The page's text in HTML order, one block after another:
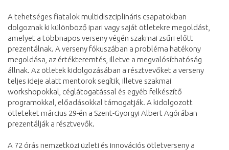
A tehetséges fiatalok multidiszciplináris csapatokban
dolgoznak ki különböző ipari vagy saját ötletekre megoldást,
amelyet a többnapos verseny végén szakmai zsűri előtt
prezentálnak. A verseny fókuszában a probléma hatékony
megoldása, az értékteremtés, illetve a megvalósíthatóság
állnak. Az ötletek kidolgozásában a résztvevőket a verseny
teljes ideje alatt mentorok segítik, illetve szakmai
workshopokkal, céglátogatással és egyéb felkészítő
programokkal, előadásokkal támogatják. A kidolgozott
ötleteket március 29-én a Szent-Györgyi Albert Agórában
prezentálják a résztvevők.
A 72 órás nemzetközi üzleti és innovációs ötletverseny a